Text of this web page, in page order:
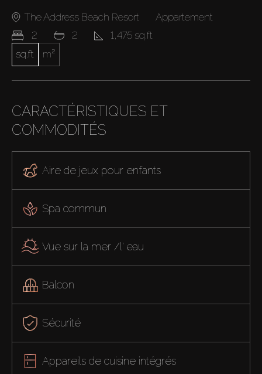
The Address Beach Resort
Appartement
2
2
1,475 sq.ft
sq.ft
m²
CARACTÉRISTIQUES ET
COMMODITÉS
Aire de jeux pour enfants
Spa commun
Vue sur la mer /l' eau
Balcon
Sécurité
Appareils de cuisine intégrés